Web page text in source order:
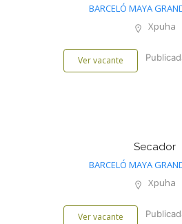
BARCELÓ MAYA
Xpuha
Ver vacante
Secador
BARCELÓ MAYA
Xpuha
Ver vacante